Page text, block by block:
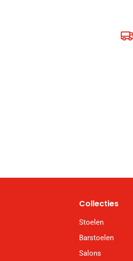
Collecties
Stoelen
Barstoelen
Salons